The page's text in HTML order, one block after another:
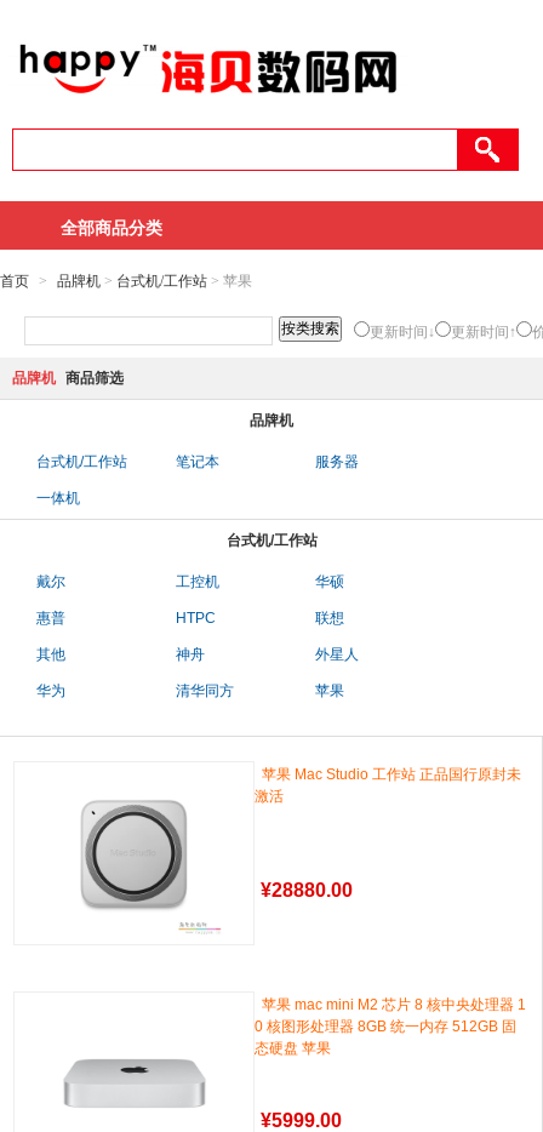
全部商品分类
首页 > 品牌机 > 台式机/工作站 > 苹果
更新时间↓ 更新时间↑
品牌机 商品筛选
品牌机
台式机/工作站 笔记本 服务器
一体机
台式机/工作站
戴尔 工控机 华硕
惠普 HTPC 联想
其他 神舟 外星人
华为 清华同方 苹果
苹果 Mac Studio 工作站 正品国行原封未
激活
¥28880.00
苹果 mac mini M2 芯片 8 核中央处理器 1
0 核图形处理器 8GB 统一内存 512GB 固
态硬盘 苹果
¥5999.00